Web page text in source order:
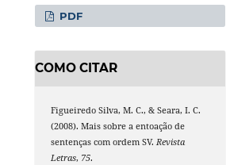
PDF
COMO CITAR
Figueiredo Silva, M. C., & Seara, I. C.
(2008). Mais sobre a entoação de
sentenças com ordem SV.Revista
Letras, 75.